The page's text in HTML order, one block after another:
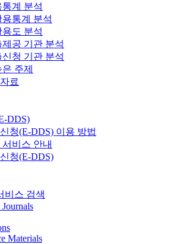
계 분석
통계 분석
도 분석
공 기관 분석
청 기관 분석
주제
료
DDS)
청(E-DDS) 이용 방법
비스 안내
청(E-DDS)
비스 검색
Materials